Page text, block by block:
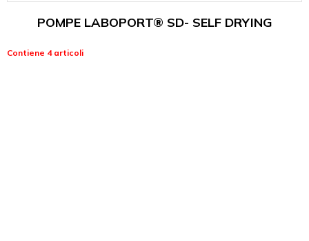
POMPE LABOPORT® SD- SELF DRYING
Contiene 4 articoli